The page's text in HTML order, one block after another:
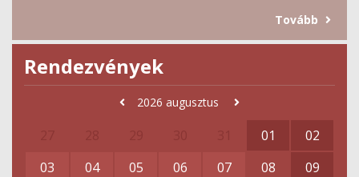
Tovább
Rendezvények
2026 augusztus
01
02
03
04 05 06 07 08
09